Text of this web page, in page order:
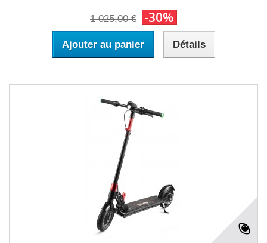
1 025,00 € -30%
Ajouter au panier Détails